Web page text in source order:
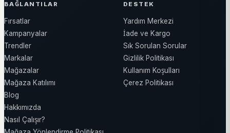
BAĞLANTILAR
Fırsatlar
Kampanyalar
Trendler
Markalar
Mağazalar
Mağaza Katılımı
Blog
Hakkımızda
Nasıl Çalışır?
DESTEK
Yardım Merkezi
İade ve Kargo
Sık Sorulan Sorular
Gizlilik Politikası
Kullanım Koşulları
Çerez Politikası